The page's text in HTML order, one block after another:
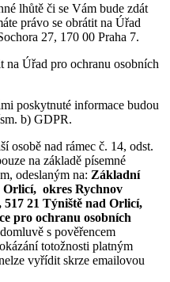
lhůtě či se Vám bude zdát
právo se obrátit na Úřad
27, 170 00 Praha 7.
na Úřad pro ochranu osobních
poskytnuté informace budou
b) GDPR.
osobě nad rámec č. 14, odst.
na základě písemné
odeslaným na: Základní
Orlicí, okres Rychnov
21 Týniště nad Orlicí,
pro ochranu osobních
s pověřencem
totožnosti platným
vyřídit skrze emailovou